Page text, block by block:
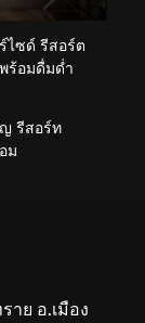
ไซด์ รีสอร์ต
ร้อมดื่มด่ำ
รีสอร์ท
ม
าย อ.เมือง